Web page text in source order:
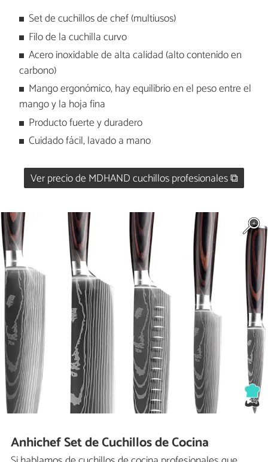
Set de cuchillos de chef (multiusos)
Filo de la cuchilla curvo
Acero inoxidable de alta calidad (alto contenido en
carbono)
Mango ergonómico, hay equilibrio en el peso entre el
mango y la hoja fina
Producto fuerte y duradero
Cuidado fácil, lavado a mano
Ver precio de MDHAND cuchillos profesionales ⧉
Anhichef Set de Cuchillos de Cocina